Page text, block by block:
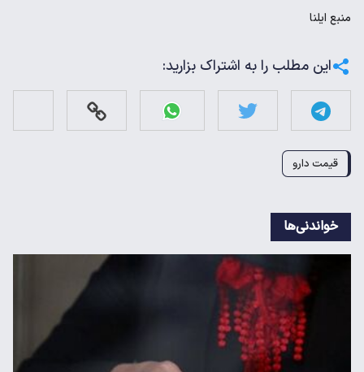
منبع ایلنا
این مطلب را به اشتراک بزارید:
قیمت دارو
خواندنی‌ها